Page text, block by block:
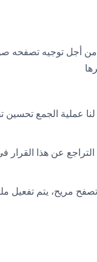
من أجل توجيه تصفحه
لنا عملية الجمع
عن هذا
مريح، يتم تفعيل